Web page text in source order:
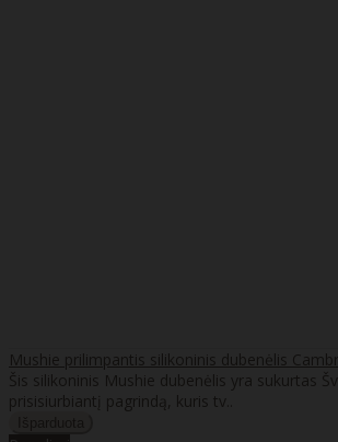
Mushie prilimpantis silikoninis dubenėlis
Šis silikoninis Mushie dubenėlis yra sukurtas
prisisiurbiantį pagrindą, kuris tv..